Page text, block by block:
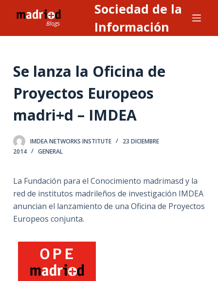
l
n
n
o
Sociedad de la
Información
Se lanza la Oficina de
Proyectos Europeos
madri+d – IMDEA
IMDEA NETWORKS INSTITUTE
23 DICIEMBRE
2014
GENERAL
La Fundación para el Conocimiento madrimasd y la
red de institutos madrileños de investigación IMDEA
anuncian el lanzamiento de una Oficina de Proyectos
Europeos conjunta.